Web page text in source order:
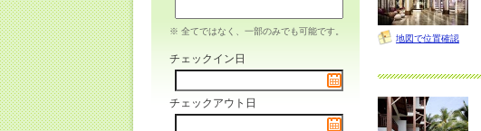
※ 全てではなく、一部のみでも可能です。
チェックイン日
チェックアウト日
地図で位置確認